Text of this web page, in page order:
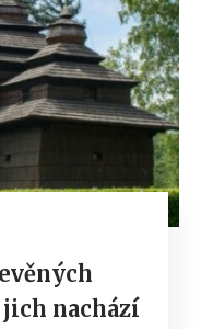
jich nachází